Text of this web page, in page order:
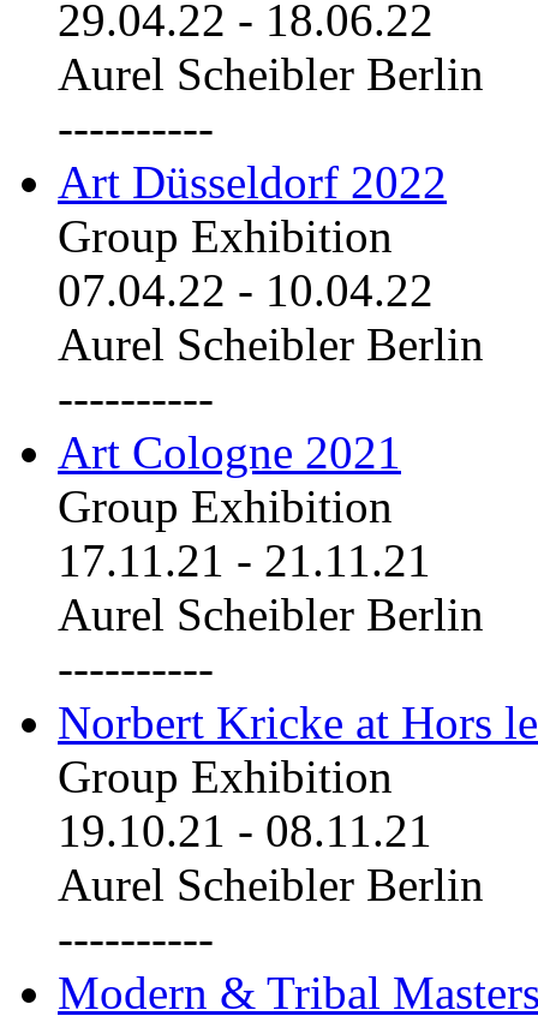
29.04.22 - 18.06.22
Aurel Scheibler Berlin
----------
Art Düsseldorf 2022
Group Exhibition
07.04.22 - 10.04.22
Aurel Scheibler Berlin
----------
Art Cologne 2021
Group Exhibition
17.11.21 - 21.11.21
Aurel Scheibler Berlin
----------
Norbert Kricke at Hors
Group Exhibition
19.10.21 - 08.11.21
Aurel Scheibler Berlin
----------
Modern & Tribal